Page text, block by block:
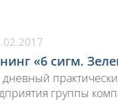
«6 сигм.
дневный
группы